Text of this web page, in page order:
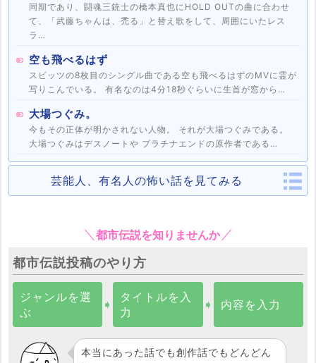
同期であり、闘魂三銃士の橋本真也にHOLD OUTの曲に合わせ
て、「武藤ちゃんは、禿る」と替え歌をして、周囲にいたレス
ラ…
空も飛べるはず
スピッツの8枚目のシングル曲である空も飛べるはずのMVに霊が
写りこんでいる。 有名なのは4分18秒ぐらいに生首が窓から…
大場つぐみ。
今もその正体が明かされない人物。 それが大場つぐみである。
大場つぐみはデスノートや プラチナエンドの原作者である…
芸能人、有名人の怖い話を見てみる
都市伝説を知りませんか
都市伝説投稿のやり方
ジャンルを選
ぶ
➧
タイトルを入
力
➧ 内容を入力
本当にあった話でも創作話でもどんどん